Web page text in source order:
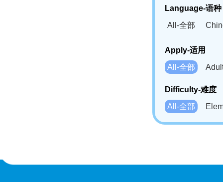
Language-语种
All-全部
Bahasa
Swahili(SW)-
Apply-适用
All-全部
Difficulty-难度
All-全部